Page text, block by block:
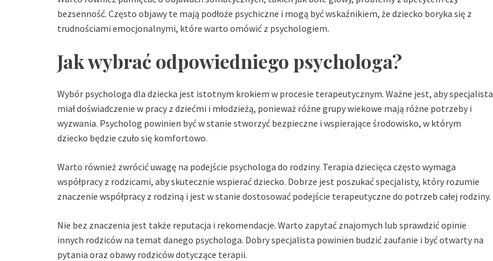
bezsenność. Często objawy te mają podłoże psychiczne i mogą być wskaźnikiem, że dziecko boryka się z
trudnościami emocjonalnymi, które warto omówić z psychologiem.
Jak wybrać odpowiedniego psychologa?
Wybór psychologa dla dziecka jest istotnym krokiem w procesie terapeutycznym. Ważne jest, aby specjalista
miał doświadczenie w pracy z dziećmi i młodzieżą, ponieważ różne grupy wiekowe mają różne potrzeby i
wyzwania. Psycholog powinien być w stanie stworzyć bezpieczne i wspierające środowisko, w którym
dziecko będzie czuło się komfortowo.
Warto również zwrócić uwagę na podejście psychologa do rodziny. Terapia dziecięca często wymaga
współpracy z rodzicami, aby skutecznie wspierać dziecko. Dobrze jest poszukać specjalisty, który rozumie
znaczenie współpracy z rodziną i jest w stanie dostosować podejście terapeutyczne do potrzeb całej rodziny.
Nie bez znaczenia jest także reputacja i rekomendacje. Warto zapytać znajomych lub sprawdzić opinie
innych rodziców na temat danego psychologa. Dobry specjalista powinien budzić zaufanie i być otwarty na
pytania oraz obawy rodziców dotyczące terapii.